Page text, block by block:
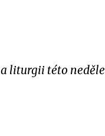
liturgii této